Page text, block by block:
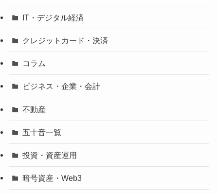
IT・デジタル経済
クレジットカード・決済
コラム
ビジネス・企業・会計
不動産
五十音一覧
投資・資産運用
暗号資産・Web3